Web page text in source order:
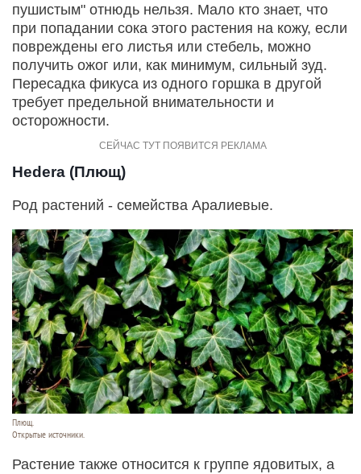
пушистым" отнюдь нельзя. Мало кто знает, что
при попадании сока этого растения на кожу, если
повреждены его листья или стебель, можно
получить ожог или, как минимум, сильный зуд.
Пересадка фикуса из одного горшка в другой
требует предельной внимательности и
осторожности.
Hedera (Плющ)
Род растений - семейства Аралиевые.
Плющ.
Открытые источники.
Растение также относится к группе ядовитых, а